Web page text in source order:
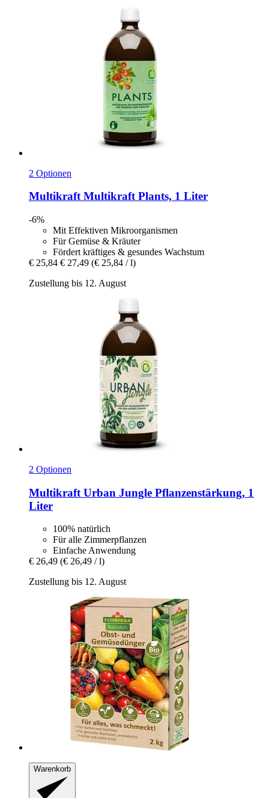
2 Optionen
MultikraftMultikraft Plants, 1 Liter
-6%
Mit Effektiven Mikroorganismen
Für Gemüse & Kräuter
Fördert kräftiges & gesundes Wachstum
€ 25,84 € 27,49 (€ 25,84 / l)
Zustellung bis 12. August
2 Optionen
Multikraft Urban Jungle Pflanzenstärkung, 1
Liter
100% natürlich
Für alle Zimmerpflanzen
Einfache Anwendung
€ 26,49 (€ 26,49 / l)
Zustellung bis 12. August
Warenkorb